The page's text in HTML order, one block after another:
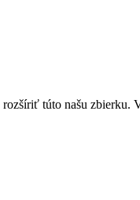
túto našu zbierku.